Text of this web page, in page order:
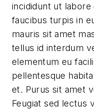
incididunt ut labore
faucibus turpis in
mauris sit amet
tellus id interdum
elementum eu
pellentesque
et. Purus sit amet
Feugiat sed lectus